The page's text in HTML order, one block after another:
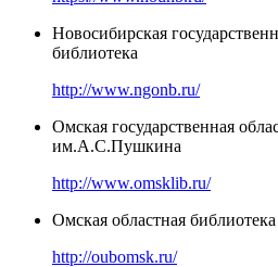
Новосибирская
библиотека
http://www.ngonb.ru/
Омская государственная
им.А.С.Пушкина
http://www.omsklib.ru/
Омская областная
http://oubomsk.ru/